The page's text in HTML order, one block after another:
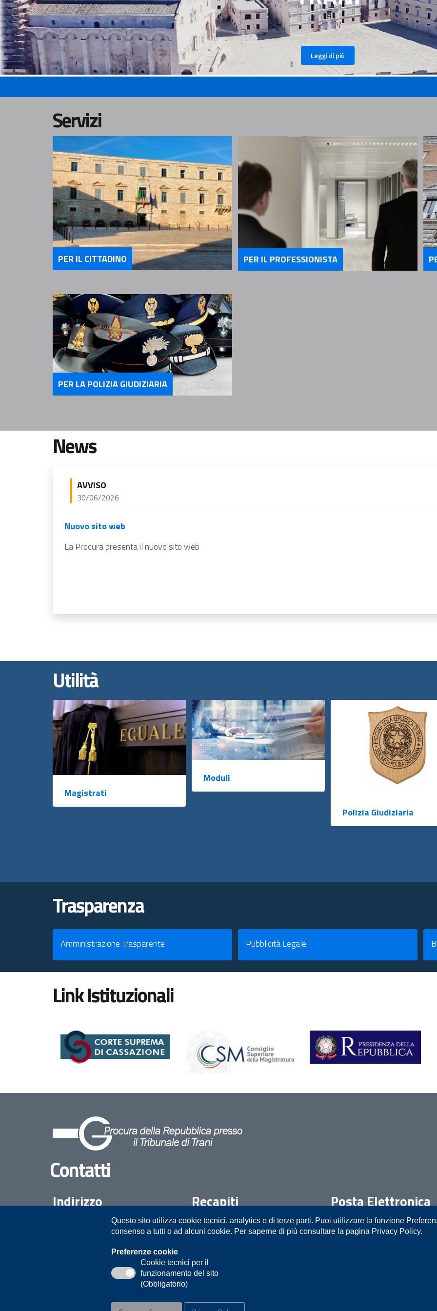
Leggi di più
Servizi
PER IL CITTADINO PER IL PROFESSIONISTA
PER LA POLIZIA GIUDIZIARIA
News
AVVISO
30/06/2026
Nuovo sito web
La Procura presenta il nuovo sito web
Utilità
Magistrati
Moduli
Polizia Giudiziaria
Trasparenza
Amministrazione Trasparente Pubblicità Legale
Link Istituzionali
Contatti
Indirizzo
Procura della Repubblica presso il
Piazza Duomo 10
Recapiti
0883505111
Posta Elettronica
Questo sito utilizza cookie tecnici, analytics e di terze parti. Puoi utilizzare la funzione
consenso a tutti o ad alcuni cookie. Per saperne di più consultare la pagina Privacy Policy.
Preferenze cookie
Cookie tecnici per il
funzionamento del sito
(Obbligatorio)